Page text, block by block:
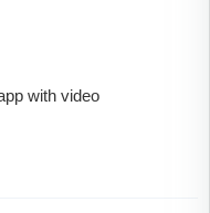
with video